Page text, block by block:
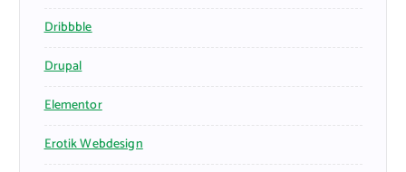
Dribbble
Drupal
Elementor
Erotik Webdesign